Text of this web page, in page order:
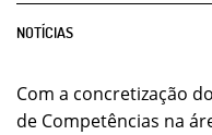
NOTÍCIAS
Com a concretização
de Competências na